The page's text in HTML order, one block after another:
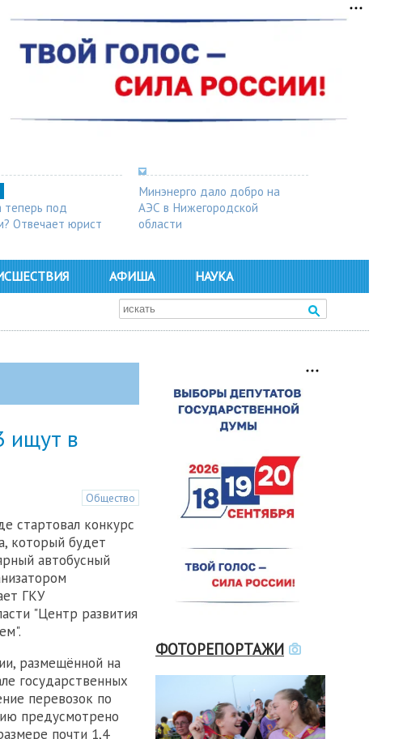
теперь под
Отвечает юрист
Минэнерго дало добро на
АЭС в Нижегородской
области
АФИША НАУКА
ищут в
Общество
стартовал конкурс
который будет
автобусный
ГКУ
"Центр развития
размещённой на
государственных
перевозок по
предусмотрено
почти 1,4
ФОТОРЕПОРТАЖИ